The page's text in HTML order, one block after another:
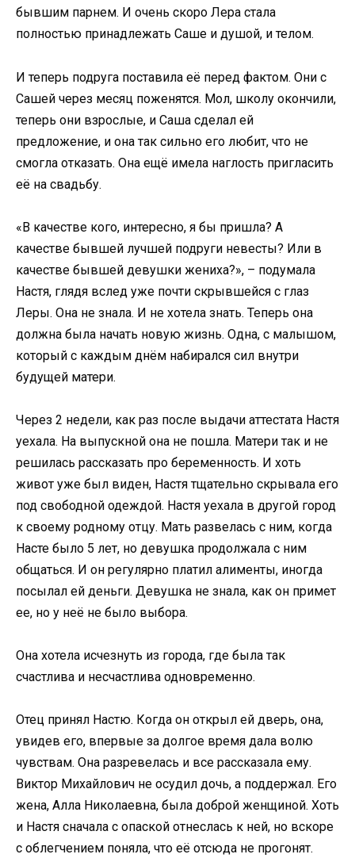
бывшим парнем. И очень скоро Лера стала
полностью принадлежать Саше и душой, и телом.
И теперь подруга поставила её перед фактом. Они с
Сашей через месяц поженятся. Мол, школу окончили,
теперь они взрослые, и Саша сделал ей
предложение, и она так сильно его любит, что не
смогла отказать. Она ещё имела наглость пригласить
её на свадьбу.
«В качестве кого, интересно, я бы пришла? А
качестве бывшей лучшей подруги невесты? Или в
качестве бывшей девушки жениха?», – подумала
Настя, глядя вслед уже почти скрывшейся с глаз
Леры. Она не знала. И не хотела знать. Теперь она
должна была начать новую жизнь. Одна, с малышом,
который с каждым днём набирался сил внутри
будущей матери.
Через 2 недели, как раз после выдачи аттестата Настя
уехала. На выпускной она не пошла. Матери так и не
решилась рассказать про беременность. И хоть
живот уже был виден, Настя тщательно скрывала его
под свободной одеждой. Настя уехала в другой город
к своему родному отцу. Мать развелась с ним, когда
Насте было 5 лет, но девушка продолжала с ним
общаться. И он регулярно платил алименты, иногда
посылал ей деньги. Девушка не знала, как он примет
ее, но у неё не было выбора.
Она хотела исчезнуть из города, где была так
счастлива и несчастлива одновременно.
Отец принял Настю. Когда он открыл ей дверь, она,
увидев его, впервые за долгое время дала волю
чувствам. Она разревелась и все рассказала ему.
Виктор Михайлович не осудил дочь, а поддержал. Его
жена, Алла Николаевна, была доброй женщиной. Хоть
и Настя сначала с опаской отнеслась к ней, но вскоре
с облегчением поняла, что её отсюда не прогонят.